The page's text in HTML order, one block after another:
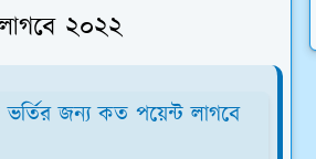
২০২২
জন্য কত পয়েন্ট লাগবে